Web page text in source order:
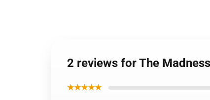
2 reviews for The
★★★★★